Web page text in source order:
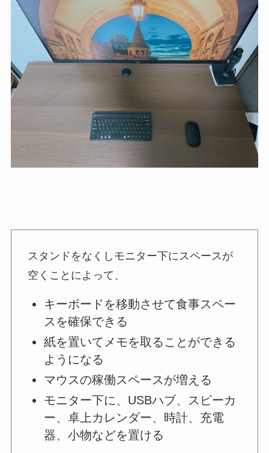
スタンドをなくしモニター下にスペースが
空くことによって、
キーボードを移動させて食事スペー
スを確保できる
紙を置いてメモを取ることができる
ようになる
マウスの稼働スペースが増える
モニター下に、USBハブ、スピーカ
ー、卓上カレンダー、時計、充電
器、小物などを置ける